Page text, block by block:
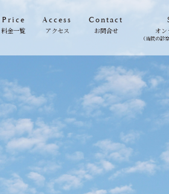
Price
料金一覧
Access
アクセス
Contact
お問合せ オン
（当院の診